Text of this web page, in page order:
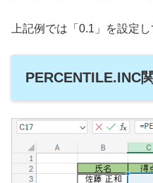
上記例では「0.1」を設定し
PERCENTILE.INC